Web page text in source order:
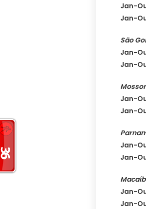
Jan-
Jan-
São
Jan-
Jan-
Jan-
Jan-
Jan-
Jan-
Jan-
Jan-